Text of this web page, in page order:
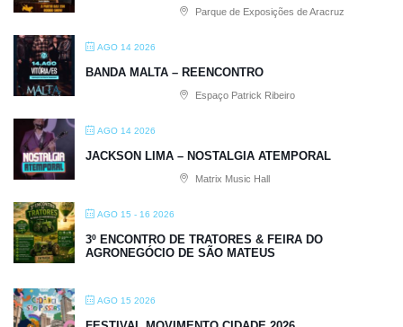
Parque de Exposições de Aracruz
AGO 14 2026
BANDA MALTA – REENCONTRO
Espaço Patrick Ribeiro
AGO 14 2026
JACKSON LIMA – NOSTALGIA ATEMPORAL
Matrix Music Hall
AGO 15 - 16 2026
3º ENCONTRO DE TRATORES & FEIRA DO
AGRONEGÓCIO DE SÃO MATEUS
AGO 15 2026